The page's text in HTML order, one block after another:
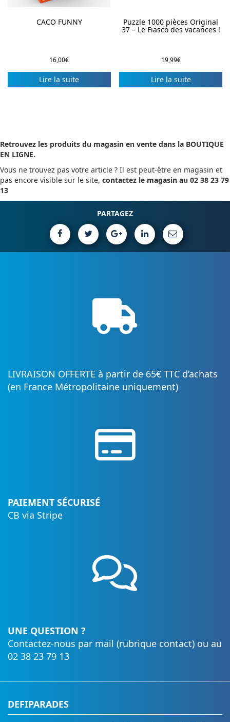
CACO FUNNY
16,00€
Lire la suite
Puzzle 1000 pièces Original
37 – Le Fiasco des vacances !
19,99€
Lire la suite
Retrouvez les produits du magasin en vente dans la BOUTIQUE
EN LIGNE.
Vous ne trouvez pas votre article ? Il est peut-être en magasin et
pas encore visible sur le site, contactez le magasin au 02 38 23 79
13
PARTAGEZ
LIVRAISON OFFERTE à partir de 65€ TTC d’achats
(en France Métropolitaine uniquement)
PAIEMENT SÉCURISÉ
CB via Stripe
UNE QUESTION ?
Contactez-nous par mail (rubrique contact) ou au
02 38 23 79 13
DEFIPARADES